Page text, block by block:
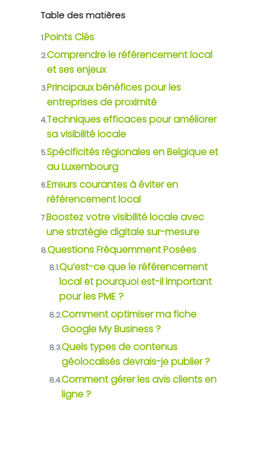
Table des matières
1.Points Clés
2.Comprendre le référencement local
et ses enjeux
3.Principaux bénéfices pour les
entreprises de proximité
4.Techniques efficaces pour améliorer
sa visibilité locale
5.Spécificités régionales en Belgique et
au Luxembourg
6.Erreurs courantes à éviter en
référencement local
7.Boostez votre visibilité locale avec
une stratégie digitale sur-mesure
8.Questions Fréquemment Posées
8.1.Qu’est-ce que le référencement
local et pourquoi est-il important
pour les PME ?
8.2.Comment optimiser ma fiche
Google My Business ?
8.3.Quels types de contenus
géolocalisés devrais-je publier ?
8.4.Comment gérer les avis clients en
ligne ?